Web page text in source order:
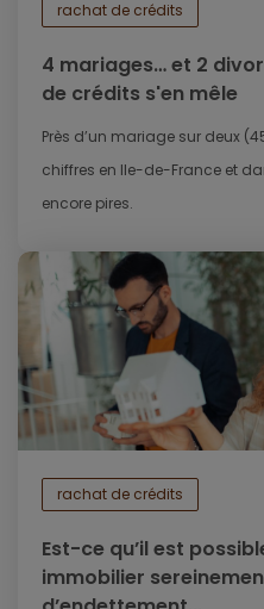
rachat de crédits
4 mariages… et 2
de crédits s'en mêle
Près d’un mariage sur deux
chiffres en Ile-de-France et
encore pires.
rachat de crédits
Est-ce qu’il est
immobilier